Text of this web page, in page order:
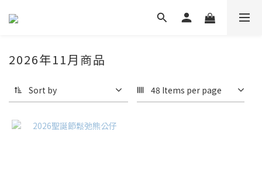
2026年11月商品
Sort by 48 Items per page